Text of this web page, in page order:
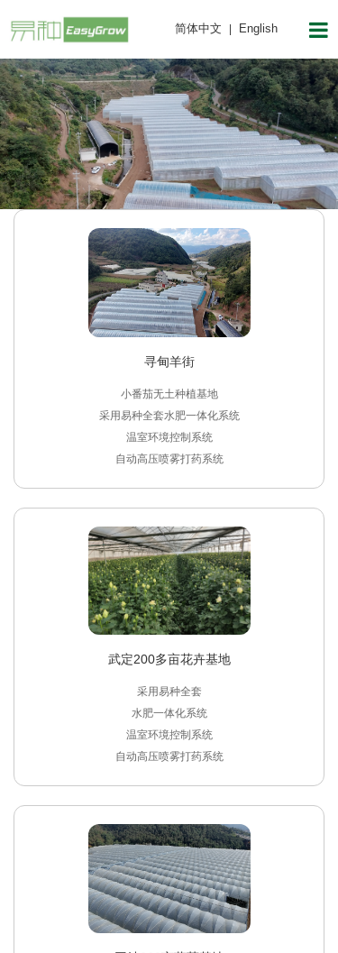
首
产
技
关
简体中文 English
寻甸羊街
小番茄无土种植基地
采用易种全套水肥一体化系统
温室环境控制系统
自动高压喷雾打药系统
武定200多亩花卉基地
采用易种全套
水肥一体化系统
温室环境控制系统
自动高压喷雾打药系统